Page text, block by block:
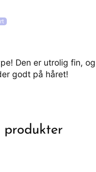
Den er utrolig fin,
godt på håret!
produkter